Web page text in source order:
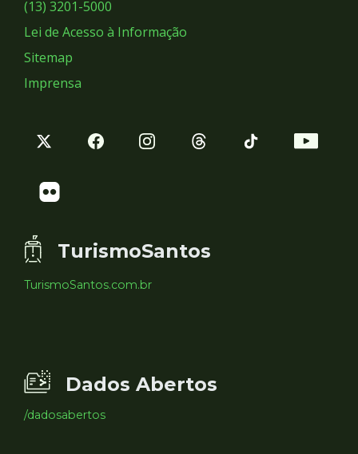
(13) 3201-5000
Lei de Acesso à Informação
Sitemap
Imprensa
TurismoSantos
TurismoSantos.com.br
Dados Abertos
/dadosabertos